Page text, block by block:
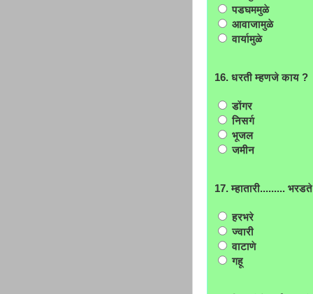
पडघममुळे
आवाजामुळे
वार्यामुळे
16. धरती म्हणजे काय ?
डोंगर
निसर्ग
भूजल
जमीन
17. म्हातारी.........
हरभरे
ज्वारी
वाटाणे
गहू